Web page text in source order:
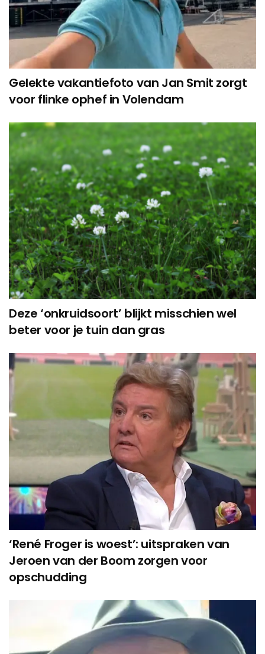
Gelekte vakantiefoto van Jan Smit zorgt
voor flinke ophef in Volendam
Deze ‘onkruidsoort’ blijkt misschien wel
beter voor je tuin dan gras
‘René Froger is woest’: uitspraken van
Jeroen van der Boom zorgen voor
opschudding